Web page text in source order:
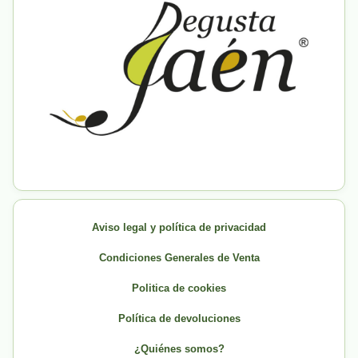
Aviso legal y política de privacidad
Condiciones Generales de Venta
Politica de cookies
Política de devoluciones
¿Quiénes somos?